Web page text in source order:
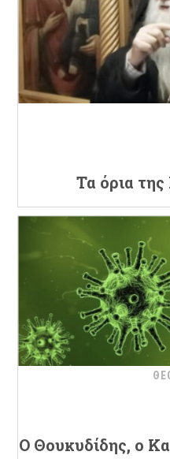
Τα όρια
Ο Θουκυδίδης, ο